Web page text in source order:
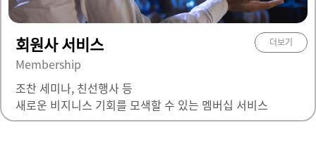
회원사 서비스
Membership
조찬 세미나, 친선행사 등
새로운 비지니스 기회를 모색할 수 있는 멤버십 서비스
더보기